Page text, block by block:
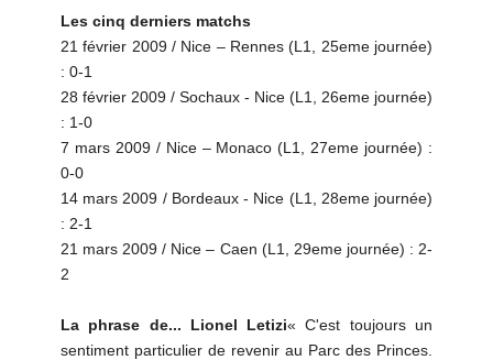
Les cinq derniers matchs
21 février 2009 / Nice – Rennes (L1, 25eme journée)
: 0-1
28 février 2009 / Sochaux - Nice (L1, 26eme journée)
: 1-0
7 mars 2009 / Nice – Monaco (L1, 27eme journée) :
0-0
14 mars 2009 / Bordeaux - Nice (L1, 28eme journée)
: 2-1
21 mars 2009 / Nice – Caen (L1, 29eme journée) : 2-
2
La phrase de... Lionel Letizi« C'est toujours un
sentiment particulier de revenir au Parc des Princes.